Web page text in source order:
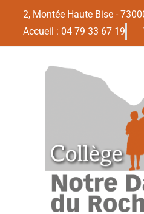
2, Montée Haute Bise -
Accueil : 04 79 33 67 19